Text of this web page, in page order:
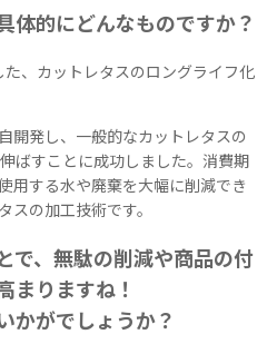
体的にどんなものですか？
た、カットレタスのロングライフ化
開発し、一般的なカットレタスの
ばすことに成功しました。消費期
用する水や廃棄を大幅に削減でき
スの加工技術です。
で、無駄の削減や商品の付
まりますね！
かがでしょうか？